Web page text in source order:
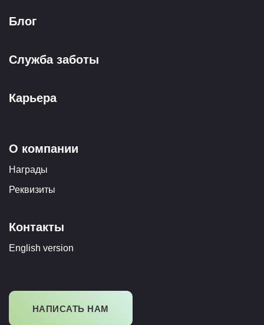
Блог
Служба заботы
Карьера
О компании
Награды
Реквизиты
Контакты
English version
НАПИСАТЬ НАМ